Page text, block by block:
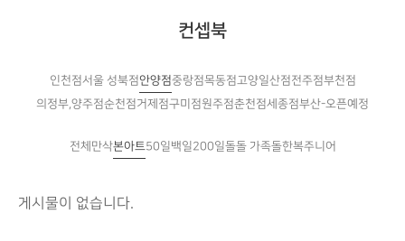
컨셉북
인천점서울 성북점안양점중랑점목동점 고양일산점 전주점부천점
의정부,양주점순천점 거제점구미점원주점춘천점세종점부산-오픈예정
전체 만삭본아트 50일 백일 200일돌돌 가족돌한복주니어
게시물이 없습니다.